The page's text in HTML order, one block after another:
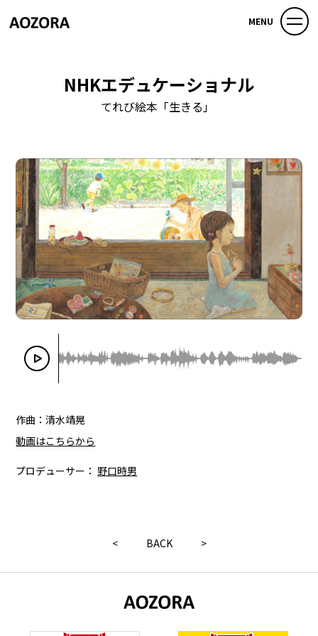
MENU
NHKエデュケーショナル
てれび絵本「生きる」
作曲：清水靖晃
動画はこちらから
プロデューサー： 野口時男
< BACK >